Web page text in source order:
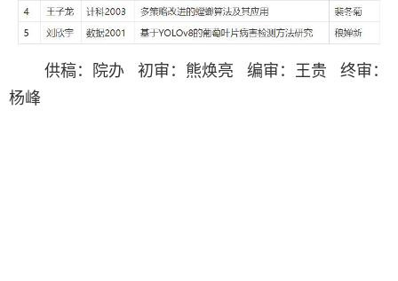
供稿：院办 初审：熊焕亮 编审：王贵 终审：
杨峰